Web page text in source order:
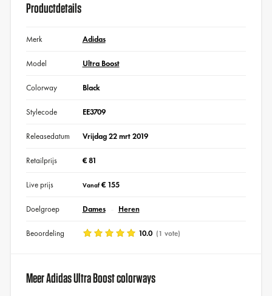
Productdetails
Merk Adidas
Model Ultra Boost
Colorway Black
Stylecode EE3709
Releasedatum Vrijdag 22 mrt 2019
Retailprijs € 81
Live prijs Vanaf€ 155
Doelgroep Dames Heren
Beoordeling 10.0 (1 vote)
Meer Adidas Ultra Boost colorways